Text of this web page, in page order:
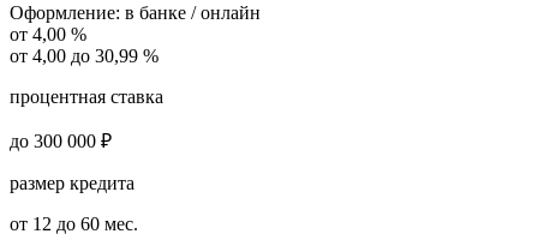
Оформление: в банке / онлайн
от 4,00 %
от 4,00 до 30,99 %
процентная ставка
до 300 000 ₽
размер кредита
от 12 до 60 мес.